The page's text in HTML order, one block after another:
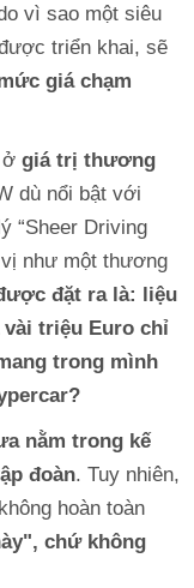
vì sao một siêu
triển khai, sẽ
giá chạm
ở giá trị thương
dù nổi bật với
“Sheer Driving
như một thương
đặt ra là: liệu
triệu Euro chỉ
trong mình
nằm trong kế
đoàn. Tuy nhiên,
hoàn toàn
chứ không